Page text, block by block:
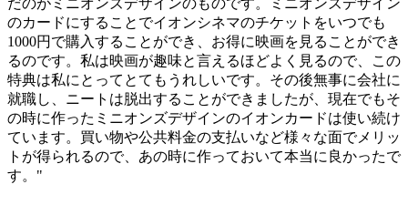
のカードにすることでイオンシネマのチケットをいつでも
1000円で購入することができ、お得に映画を見ることができ
るのです。私は映画が趣味と言えるほどよく見るので、この
特典は私にとってとてもうれしいです。その後無事に会社に
就職し、ニートは脱出することができましたが、現在でもそ
の時に作ったミニオンズデザインのイオンカードは使い続け
ています。買い物や公共料金の支払いなど様々な面でメリッ
トが得られるので、あの時に作っておいて本当に良かったで
す。"